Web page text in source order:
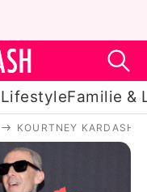
LifestyleFamilie &
KOURTNEY